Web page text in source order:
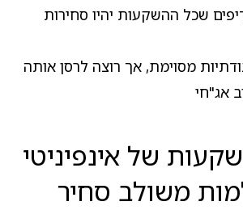
שכל ההשקעות יהיו סחירות
מסוימת, אך רוצה לרסן אותה
אג"חי
של אינפיניטי
משולב סחיר